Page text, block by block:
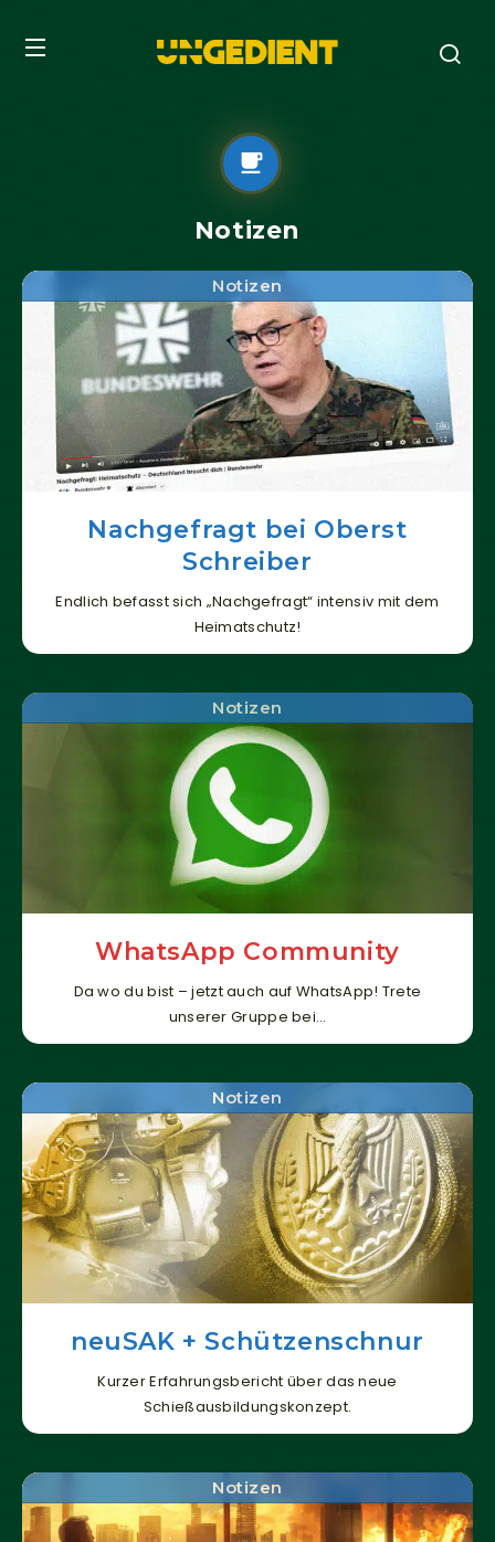
Notizen
Notizen
Nachgefragt bei Oberst
Schreiber
Endlich befasst sich „Nachgefragt“ intensiv mit dem
Heimatschutz!
Notizen
WhatsApp Community
Da wo du bist – jetzt auch auf WhatsApp! Trete
unserer Gruppe bei…
Notizen
neuSAK + Schützenschnur
Kurzer Erfahrungsbericht über das neue
Schießausbildungskonzept.
Notizen